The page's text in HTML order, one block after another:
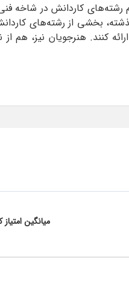
کاردانش در شاخه
بخشی از رشته‌های
کنند. هنرجویان نیز، هم
میانگین امتیاز